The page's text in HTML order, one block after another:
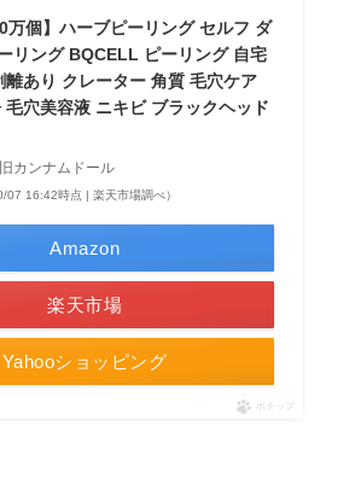
万個】ハーブピーリング セルフ ダ
リング BQCELL ピーリング 自宅
離あり クレーター 角質 毛穴ケア
毛穴美容液 ニキビ ブラックヘッド
カンナムドール
07 16:42時点 | 楽天市場調べ）
Amazon
楽天市場
Yahooショッピング
ポチップ